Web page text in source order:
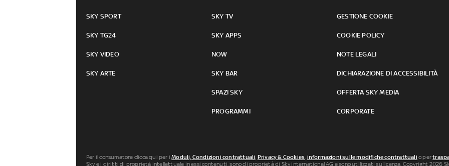
SKY SPORT
SKY TG24
SKY VIDEO
SKY ARTE
SKY TV
SKY APPS
NOW
SKY BAR
SPAZI SKY
PROGRAMMI
GESTIONE COOKIE
COOKIE POLICY
NOTE LEGALI
DICHIARAZIONE DI ACCESSIBILITÀ
OFFERTA SKY MEDIA
CORPORATE
Per il consumatore clicca qui per iModuli, Condizioni contrattuali, Privacy & Cookies, informazioni sulle modifiche contrattuali o per
Sky e i diritti di proprietà intellettuale in essi contenuti, sono di proprietà di Sky international AG e sono utilizzati su licenza. Copyright 2026